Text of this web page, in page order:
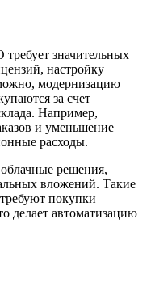
значительных
настройку
модернизацию
за счет
Например,
и уменьшение
расходы.
решения,
вложений. Такие
покупки
делает автоматизацию